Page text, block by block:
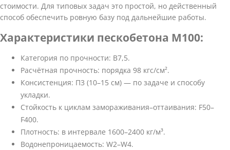
стоимости. Для типовых задач это простой, но действенный
способ обеспечить ровную базу под дальнейшие работы.
Характеристики пескобетона М100:
Категория по прочности: B7,5.
Расчётная прочность: порядка 98 кгс/см².
Консистенция: П3 (10–15 см) — по задаче и способу
укладки.
Стойкость к циклам замораживания–оттаивания: F50–
F400.
Плотность: в интервале 1600–2400 кг/м³.
Водонепроницаемость: W2–W4.